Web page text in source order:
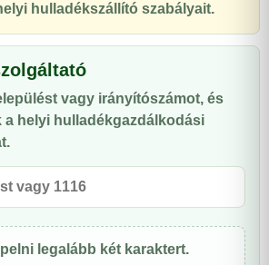
hulladékszállító szabályait.
vagy irányítószámot, és
a helyi hulladékgazdálkodási
legalább két karaktert.